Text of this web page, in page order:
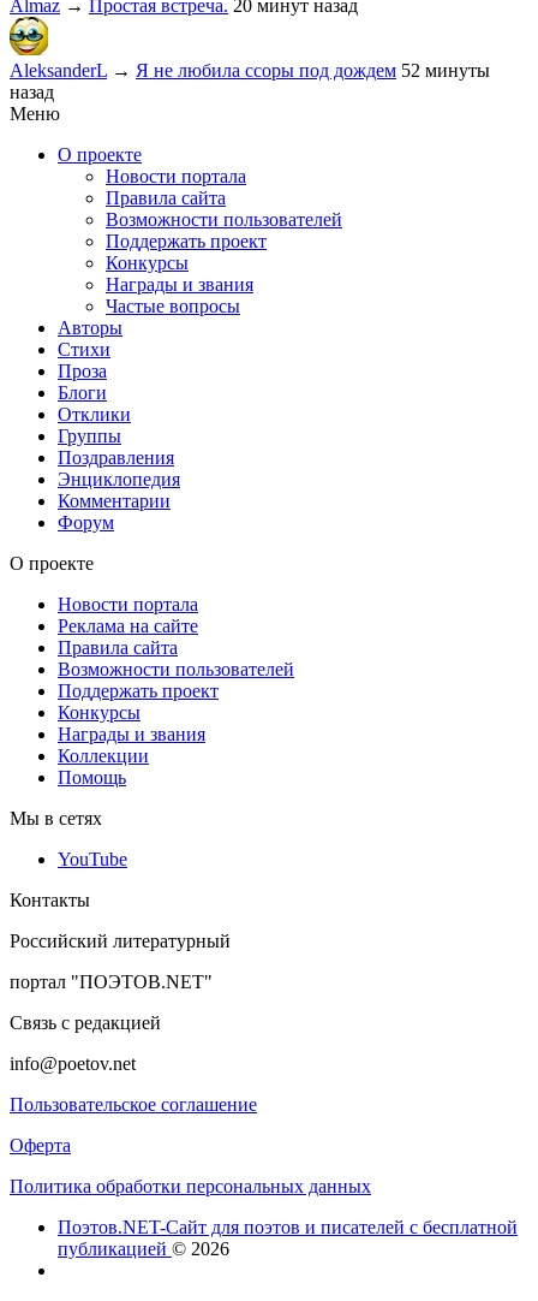
Almaz → Простая встреча. 20 минут назад
AleksanderL → Я не любила ссоры под дождем 52 минуты
назад
Меню
О проекте
Новости портала
Правила сайта
Возможности пользователей
Поддержать проект
Конкурсы
Награды и звания
Частые вопросы
Авторы
Стихи
Проза
Блоги
Отклики
Группы
Поздравления
Энциклопедия
Комментарии
Форум
О проекте
Новости портала
Реклама на сайте
Правила сайта
Возможности пользователей
Поддержать проект
Конкурсы
Награды и звания
Коллекции
Помощь
Мы в сетях
YouTube
Контакты
Российский литературный
портал "ПОЭТОВ.NET"
Связь с редакцией
info@poetov.net
Пользовательское соглашение
Оферта
Политика обработки персональных данных
Поэтов.NET-Сайт для поэтов и писателей с бесплатной
публикацией © 2026